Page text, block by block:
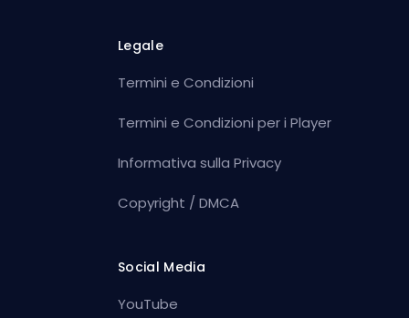
Legale
Termini e Condizioni
Termini e Condizioni per i Player
Informativa sulla Privacy
Copyright / DMCA
Social Media
YouTube